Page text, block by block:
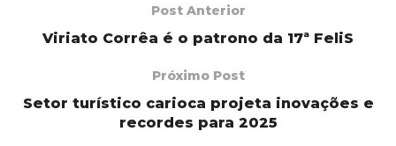
Post Anterior
Viriato Corrêa é o patrono da 17ª FeliS
Próximo Post
Setor turístico carioca projeta inovações e
recordes para 2025